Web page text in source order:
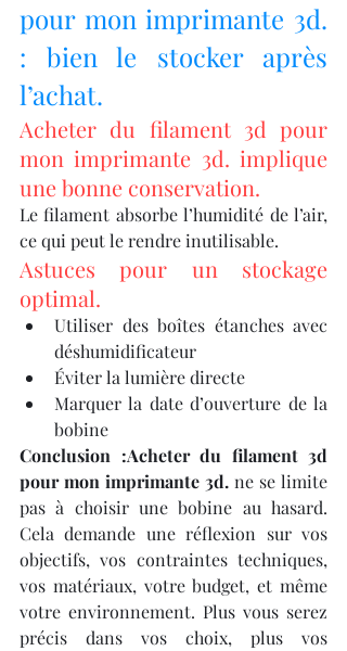
pour mon imprimante 3d.
: bien le stocker après
l’achat.
Acheter du filament 3d pour
mon imprimante 3d. implique
une bonne conservation.
Le filament absorbe l’humidité de l’air,
ce qui peut le rendre inutilisable.
Astuces pour un stockage
optimal.
Utiliser des boîtes étanches avec
déshumidificateur
Éviter la lumière directe
Marquer la date d’ouverture de la
bobine
Conclusion :Acheter du filament 3d
pour mon imprimante 3d. ne se limite
pas à choisir une bobine au hasard.
Cela demande une réflexion sur vos
objectifs, vos contraintes techniques,
vos matériaux, votre budget, et même
votre environnement. Plus vous serez
précis dans vos choix, plus vos